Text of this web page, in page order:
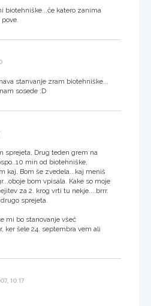
biotehniške...če katero zanima
stanvanje zram biotehniške...
sosede :D
sprejeta. Drug teden grem na
min od biotehniške,
kaj. Bom še zvedela...kaj meniš
bom vpisala. Kake so moje
za 2. krog vrti tu nekje....brrr.
sprejeta.
mi bo stanovanje všeč
ker šele 24. septembra vem ali
10:17